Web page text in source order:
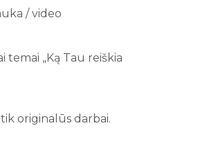
/ video
temai „Ką Tau reiškia
originalūs darbai.